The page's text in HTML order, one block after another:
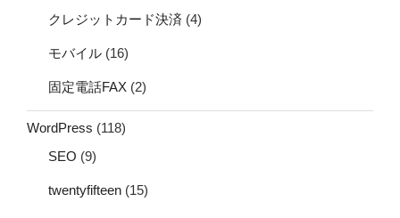
クレジットカード決済 (4)
モバイル (16)
固定電話FAX (2)
WordPress (118)
SEO (9)
twentyfifteen (15)